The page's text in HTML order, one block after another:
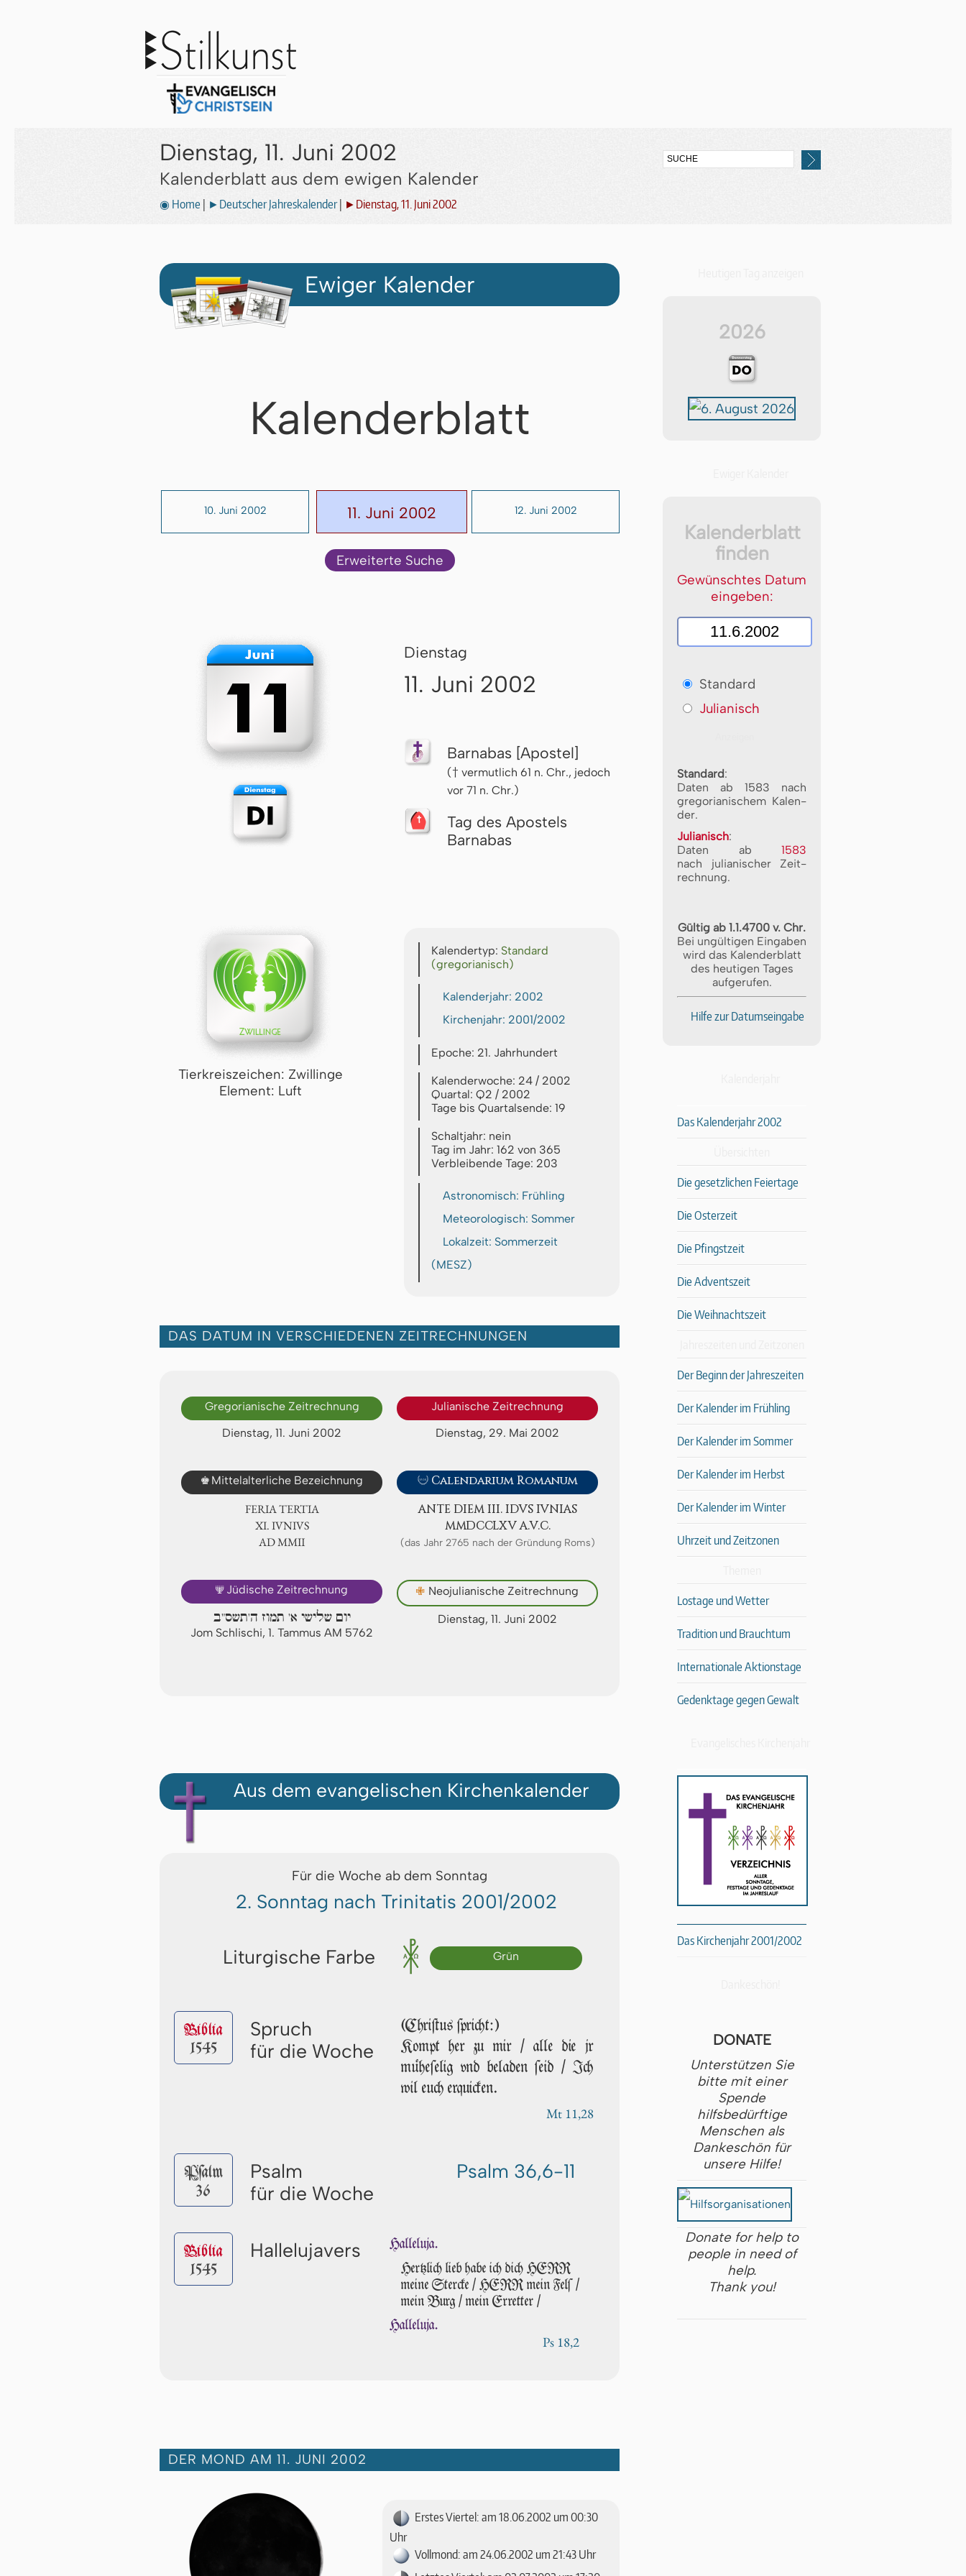
Dienstag, 11. Juni 2002
Kalenderblatt aus dem ewigen Kalender
◉ Home ►Deutscher Jahreskalender| ►Dienstag, 11. Juni 2002
Ewiger Kalender
Kalenderblatt
10. Juni 2002 11. Juni 2002 12. Juni 2002
Erweiterte Suche
Dienstag
11. Juni 2002
Barnabas [Apostel]
(† vermutlich 61 n. Chr., jedoch
vor 71 n. Chr.)
Tag des Apostels
Barnabas
Tierkreiszeichen: Zwillinge
Element: Luft
Kalendertyp: Standard
(gregorianisch)
Kalenderjahr: 2002
Kirchenjahr: 2001/2002
Epoche: 21. Jahrhundert
Kalenderwoche: 24 / 2002
Quartal: Q2 / 2002
Tage bis Quartalsende: 19
Schaltjahr: nein
Tag im Jahr: 162 von 365
Verbleibende Tage: 203
Astronomisch: Frühling
Meteorologisch: Sommer
Lokalzeit: Sommerzeit
(MESZ)
DAS DATUM IN VERSCHIEDENEN ZEITRECHNUNGEN
Gregorianische Zeitrechnung
Dienstag, 11. Juni 2002
Julianische Zeitrechnung
Dienstag, 29. Mai 2002
♚ Mittelalterliche Bezeichnung
FERIA TERTIA
Ⅺ. IVNIVS
AD ⅯⅯⅡ
 Calendarium Romanum
ANTE DIEM III. IDVS IVNIAS
ⅯⅯⅮⅭⅭⅬⅩⅤ A.V.C.
(das Jahr 2765 nach der Gründung Roms)
🕎 Jüdische Zeitrechnung
יום שלישי א' תמוז ה'תשס"ב
Jom Schlischi, 1. Tammus AM 5762
✙ Neojulianische Zeitrechnung
Dienstag, 11. Juni 2002
Aus dem evangelischen Kirchenkalender
Für die Woche ab dem Sonntag
2. Sonntag nach Trinitatis 2001/2002
Liturgische Farbe Grün
Biblia
1545
Spruch
für die Woche
(Chriſtus ſpricht:)
Kompt her zu mir / alle die jr
müheſelig vnd beladen ſeid / Ich
wil euch erquicken.
Mt 11,28
Pſalm
36
Psalm
für die Woche
Psalm 36,6-11
Biblia
1545
Hallelujavers
Halleluja.
Hertzlich lieb habe ich dich HERR
meine Stercke / HERR mein Felſ /
mein Burg / mein Erretter /
Halleluja.
Ps 18,2
DER MOND AM 11. JUNI 2002
Erstes Viertel: am 18.06.2002 um 00:30
Uhr
Vollmond: am 24.06.2002 um 21:43 Uhr
2026
Kalenderblatt
finden
Gewünschtes Datum
eingeben:
Standard
Julianisch
Standard:
Daten ab 1583 nach
gre­go­ri­a­ni­schem Ka­len­
der.
Julianisch:
Daten ab 1583
nach ju­li­a­ni­scher Zeit­
rech­nung.
Gültig ab 1.1.4700 v. Chr.
Bei ungültigen Eingaben
wird das Kalenderblatt
des heutigen Tages
aufgerufen.
Hilfe zur Datumseingabe
Das Kalenderjahr 2002
Die gesetzlichen Feiertage
Die Osterzeit
Die Pfingstzeit
Die Adventszeit
Die Weihnachtszeit
Der Beginn der Jahreszeiten
Der Kalender im Frühling
Der Kalender im Sommer
Der Kalender im Herbst
Der Kalender im Winter
Uhrzeit und Zeitzonen
Lostage und Wetter
Tradition und Brauchtum
Internationale Aktionstage
Gedenktage gegen Gewalt
Das Kirchenjahr 2001/2002
DONATE
Unterstützen Sie
bitte mit einer
Spende
hilfsbedürftige
Menschen als
Dankeschön für
unsere Hilfe!
Donate for help to
people in need of
help.
Thank you!